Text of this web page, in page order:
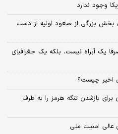
وجود ندارد
بخش بزرگی از صعود اولیه از دست
یک آبراه نیست، بلکه یک جغرافیای
اخیر چیست؟
بازشدن تنگه هرمز را به طرف
عالی امنیت ملی